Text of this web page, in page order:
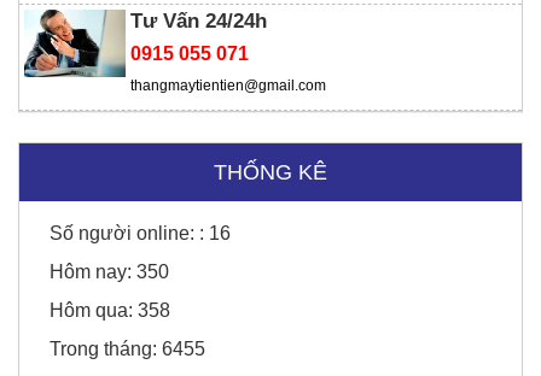
Sunny Hotel - Cao Bằng
Tư Vấn 24/24h
0915 055 071
thangmaytientien@gmail.com
THỐNG KÊ
Số người online: : 16
Hôm nay: 350
Hôm qua: 358
Trong tháng: 6455